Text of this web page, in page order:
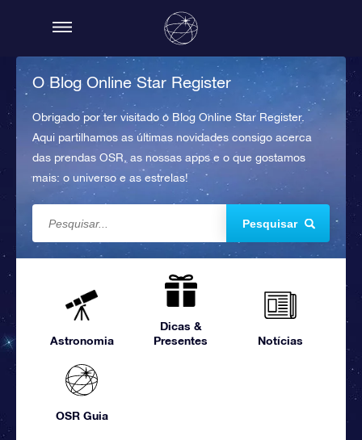
O Blog Online Star Register
Obrigado por ter visitado o Blog Online Star Register.
Aqui partilhamos as últimas novidades consigo acerca
das prendas OSR, as nossas apps e o que gostamos
mais: o universo e as estrelas!
Pesquisar
Astronomia
Dicas &
Presentes
Notícias
OSR Guia